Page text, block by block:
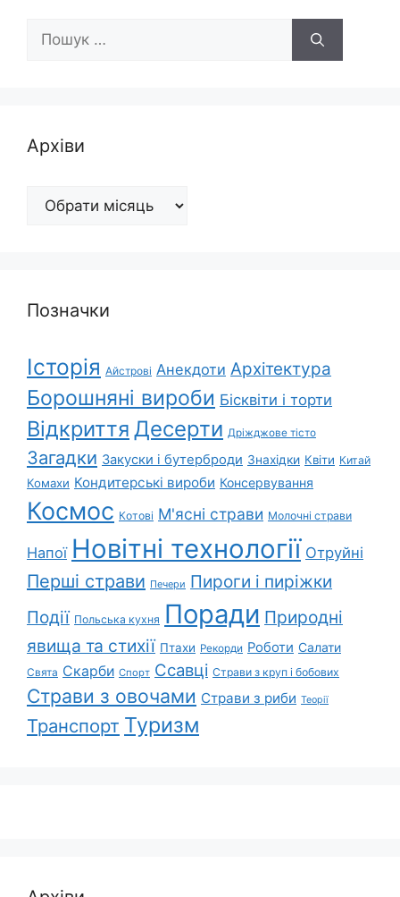
Пошук:
Архіви
Архіви
Позначки
Історія Айстрові Анекдоти Архітектура
Борошняні вироби Бісквіти і торти
Відкриття Десерти Дріжджове тісто
Загадки Закуски і бутерброди Знахідки Квіти Китай
Комахи Кондитерські вироби Консервування
Космос Котові М'ясні страви Молочні страви
Напої Новітні технології Отруйні
Перші страви Печери Пироги і пиріжки
Події Польська кухня Поради Природні
явища та стихії Птахи Рекорди Роботи Салати
Свята Скарби Спорт Ссавці Страви з круп і бобових
Страви з овочами Страви з риби Теорії
Транспорт Туризм